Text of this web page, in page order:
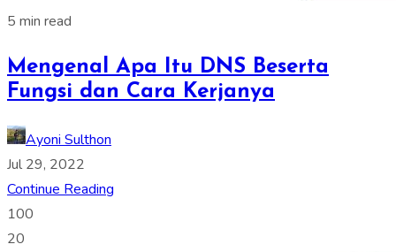
5 min read
Mengenal Apa Itu DNS Beserta
Fungsi dan Cara Kerjanya
Ayoni Sulthon
Jul 29, 2022
Continue Reading
100
20